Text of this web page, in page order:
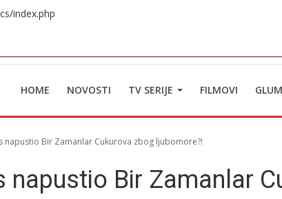
index.php
HOME NOVOSTI TV SERIJE FILMOVI
napustio Bir Zamanlar Cukurova zbog ljubomore?!
napustio Bir Zamanlar